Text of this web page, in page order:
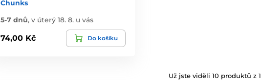
Chunks
5-7 dnů, v úterý 18. 8. u vás
74,00 Kč Do košíku
Už jste viděli 10 produktů z